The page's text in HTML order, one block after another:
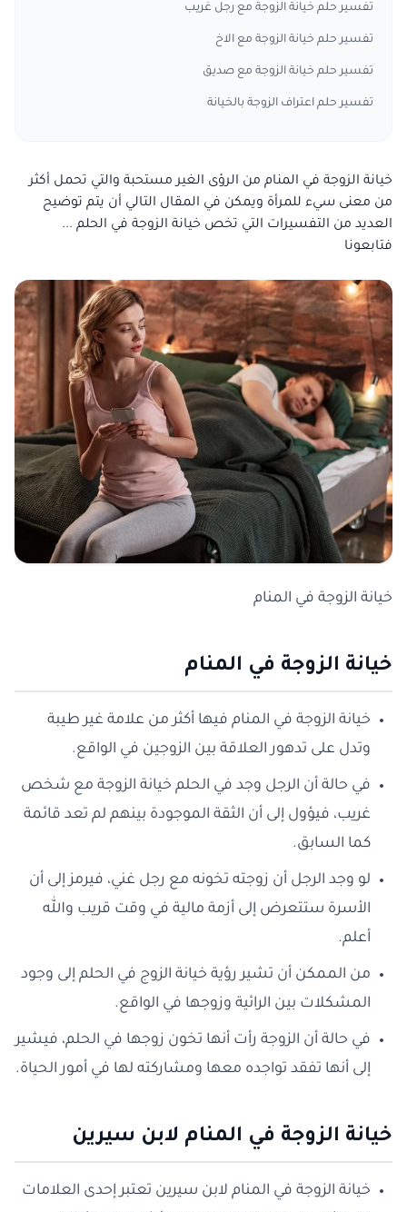
تفسير حلم خيانة الزوجة مع رجل غريب
تفسير حلم خيانة الزوجة مع الاخ
تفسير حلم خيانة الزوجة مع صديق
تفسير حلم اعتراف الزوجة بالخيانة
خيانة الزوجة في المنام من الرؤى الغير مستحبة والتي تحمل أكثر
من معنى سيء للمرأة ويمكن في المقال التالي أن يتم توضيح
العديد من التفسيرات التي تخص خيانة الزوجة في الحلم ...
فتابعونا
خيانة الزوجة في المنام
خيانة الزوجة في المنام
خيانة الزوجة في المنام فيها أكثر من علامة غير طيبة
وتدل على تدهور العلاقة بين الزوجين في الواقع.
في حالة أن الرجل وجد في الحلم خيانة الزوجة مع شخص
غريب، فيؤول إلى أن الثقة الموجودة بينهم لم تعد قائمة
كما السابق.
لو وجد الرجل أن زوجته تخونه مع رجل غني، فيرمز إلى أن
الأسرة ستتعرض إلى أزمة مالية في وقت قريب والله
أعلم.
من الممكن أن تشير رؤية خيانة الزوج في الحلم إلى وجود
المشكلات بين الرائية وزوجها في الواقع.
في حالة أن الزوجة رأت أنها تخون زوجها في الحلم، فيشير
إلى أنها تفقد تواجده معها ومشاركته لها في أمور الحياة.
خيانة الزوجة في المنام لابن سيرين
خيانة الزوجة في المنام لابن سيرين تعتبر إحدى العلامات